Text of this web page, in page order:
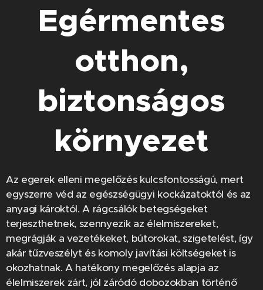
Egérmentes
otthon,
biztonságos
környezet
Az egerek elleni megelőzés kulcsfontosságú, mert
egyszerre véd az egészségügyi kockázatoktól és az
anyagi károktól. A rágcsálók betegségeket
terjeszthetnek, szennyezik az élelmiszereket,
megrágják a vezetékeket, bútorokat, szigetelést, így
akár tűzveszélyt és komoly javítási költségeket is
okozhatnak. A hatékony megelőzés alapja az
élelmiszerek zárt, jól záródó dobozokban történő